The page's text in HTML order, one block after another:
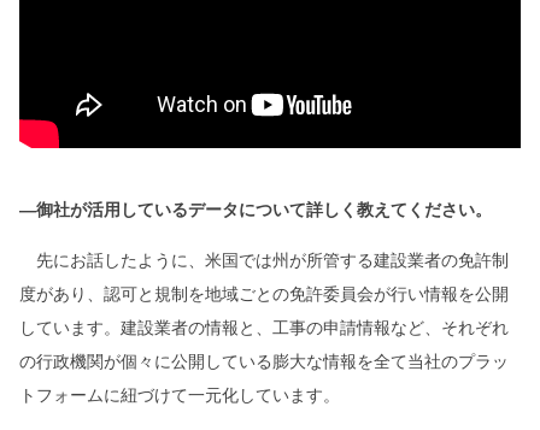
―御社が活用しているデータについて詳しく教えてください。
先にお話したように、米国では州が所管する建設業者の免許制
度があり、認可と規制を地域ごとの免許委員会が行い情報を公開
しています。建設業者の情報と、工事の申請情報など、それぞれ
の行政機関が個々に公開している膨大な情報を全て当社のプラッ
トフォームに紐づけて一元化しています。